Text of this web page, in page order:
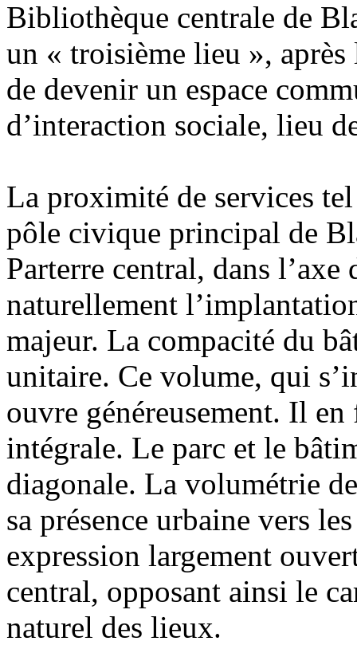
Bibliothèque centrale de
un « troisième lieu »,
de devenir un espace
d’interaction sociale, lieu
La proximité de services
pôle civique principal de
Parterre central, dans
naturellement
majeur. La compacité du
unitaire. Ce volume, qui
ouvre généreusement. Il
intégrale. Le parc et le
diagonale. La volumétrie
sa présence urbaine vers
expression largement
central, opposant ainsi le
naturel des lieux.